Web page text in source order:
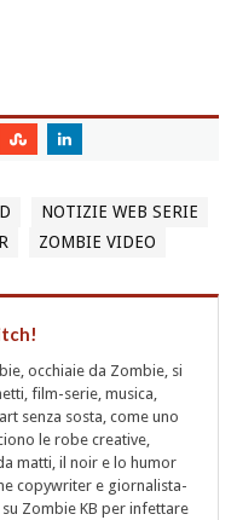
NOTIZIE WEB SERIE
ZOMBIE VIDEO
occhiaie da Zombie, si
film-serie, musica,
senza sosta, come uno
le robe creative,
matti, il noir e lo humor
copywriter e giornalista-
Zombie KB per infettare